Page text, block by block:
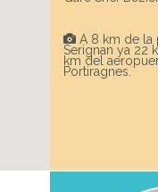
A 8 km de la
Serignan ya 22
km del
Portiragnes.